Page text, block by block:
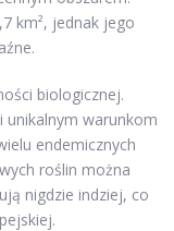
km², jednak jego
biologicznej.
unikalnym warunkom
endemicznych
roślin można
nigdzie indziej, co